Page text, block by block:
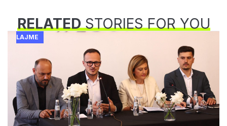
RELATEDSTORIES FOR YOU
LAJME